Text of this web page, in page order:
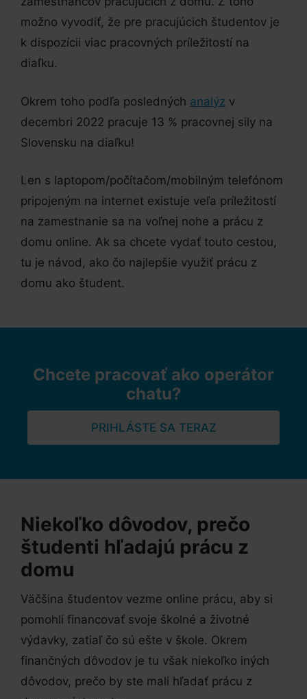
možno vyvodiť, že pre pracujúcich študentov je
k dispozícii viac pracovných príležitostí na
diaľku.
Okrem toho podľa posledných analýz v
decembri 2022 pracuje 13 % pracovnej sily na
Slovensku na diaľku!
Len s laptopom/počítačom/mobilným telefónom
pripojeným na internet existuje veľa príležitostí
na zamestnanie sa na voľnej nohe a prácu z
domu online. Ak sa chcete vydať touto cestou,
tu je návod, ako čo najlepšie využiť prácu z
domu ako študent.
Chcete pracovať ako operátor
chatu?
PRIHLÁSTE SA TERAZ
Niekoľko dôvodov, prečo
študenti hľadajú prácu z
domu
Väčšina študentov vezme online prácu, aby si
pomohli financovať svoje školné a životné
výdavky, zatiaľ čo sú ešte v škole. Okrem
finančných dôvodov je tu však niekoľko iných
dôvodov, prečo by ste mali hľadať prácu z